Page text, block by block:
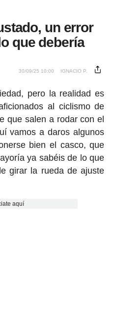
un error
que debería
30/09/25 10:00 IGNACIO P.
pero la realidad es
al ciclismo de
que salen a rodar con el
vamos a daros algunos
bien el casco, que
ya sabéis de lo que
girar la rueda de ajuste
aquí